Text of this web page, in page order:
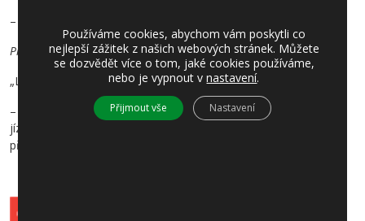
– směr „Praha, Smíchovské nádraží“
Přemisťuje se:
„Líšnice,Hl.sil.“
– směr „Praha, Smíchovské nádraží“: o cca 60 m proti směru
jízdy k dočasně vybudovanému nástupišti (tato zastávka bude
přemístěna pouze v části termínu, dle postupu stavebních prací)
Používáme cookies, abychom vám poskytli co
nejlepší zážitek z našich webových stránek. Můžete
se dozvědět více o tom, jaké cookies používáme,
nebo je vypnout vnastavení.
Přijmout vše Nastavení